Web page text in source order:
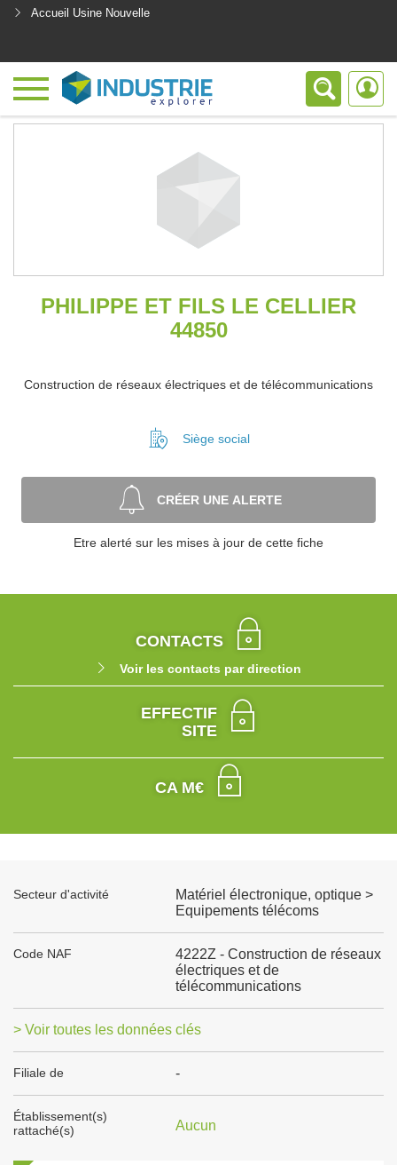
Accueil Usine Nouvelle
PHILIPPE ET FILS LE CELLIER
44850
Construction de réseaux électriques et de télécommunications
Siège social
CRÉER UNE ALERTE
Etre alerté sur les mises à jour de cette fiche
CONTACTS
Voir les contacts par direction
EFFECTIF
SITE
CA M€
Secteur d'activité
Matériel électronique, optique >
Equipements télécoms
Code NAF
4222Z - Construction de réseaux
électriques et de
télécommunications
> Voir toutes les données clés
Filiale de -
Établissement(s)
rattaché(s)
Aucun